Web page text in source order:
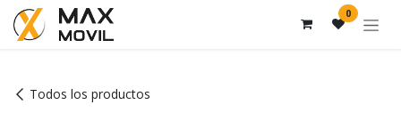
Ir al contenido 0
Todos los productos